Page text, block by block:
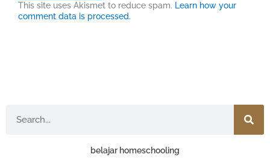
This site uses Akismet to reduce spam. Learn how your
comment data is processed.
belajar homeschooling